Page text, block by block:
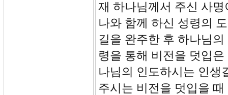
재 하나님께서 주신 사
나와 함께 하신 성령의
길을 완주한 후 하나님
령을 통해 비전을 덧입
나님의 인도하시는 인생
주시는 비전을 덧입을